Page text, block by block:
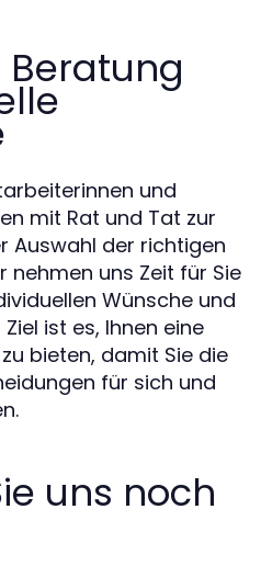
Beratung
und
mit Rat und Tat zur
Auswahl der richtigen
nehmen uns Zeit für Sie
Wünsche und
ist es, Ihnen eine
bieten, damit Sie die
für sich und
uns noch